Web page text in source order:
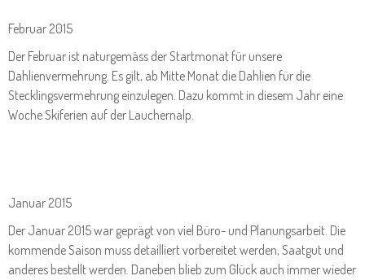
Februar 2015
Der Februar ist naturgemäss der Startmonat für unsere
Dahlienvermehrung. Es gilt, ab Mitte Monat die Dahlien für die
Stecklingsvermehrung einzulegen. Dazu kommt in diesem Jahr eine
Woche Skiferien auf der Lauchernalp.
Januar 2015
Der Januar 2015 war geprägt von viel Büro- und Planungsarbeit. Die
kommende Saison muss detailliert vorbereitet werden, Saatgut und
anderes bestellt werden. Daneben blieb zum Glück auch immer wieder